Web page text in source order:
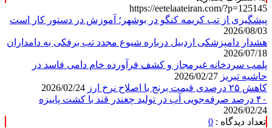
https://eetelaateiran.com/?p=125145
پیشگیری از تب کریمه کنگو در بوشهر؛ آموزش در دستور کار است
2026/08/03
هشدار دامپزشکی اردبیل درباره شیوع مجدد تب برفکی به دامداران
2026/07/18
پلمب سردخانه غیرمجاز و کشف فرآورده خام دامی فاسد در
حاشیه تبریز
کاهش ۲۵ درصدی قیمت برنج با اصلاح نرخ ارز
۴۰ درصد صرفه‌جویی آب در تولید چغندر قند با کشت پاییزه
2026/02/24
تعداد دیدگاه : 0